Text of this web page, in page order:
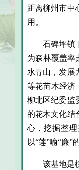
距离柳州市中
用。
石碑坪镇
为森林覆盖率
水青山，发展
等花苗木经济
柳北区纪委监
的花木文化结
心，挖掘整
以“莲”喻“廉”
该基地是